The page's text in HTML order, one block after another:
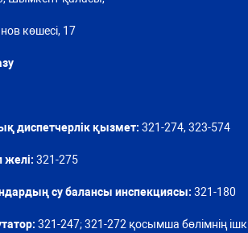
көшесі, 17
диспетчерлік қызмет: 321-274, 323-574
321-275
су балансы инспекциясы: 321-180
321-247; 321-272 қосымша бөлімнің ішкі